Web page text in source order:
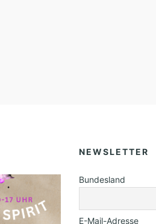
NEWSLETTER
Bundesland
E-Mail-Adresse